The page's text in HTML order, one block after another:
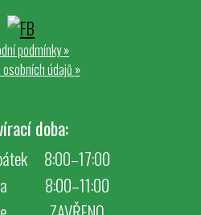
podmínky»
údajů »
doba:
8:00–17:00
8:00–11:00